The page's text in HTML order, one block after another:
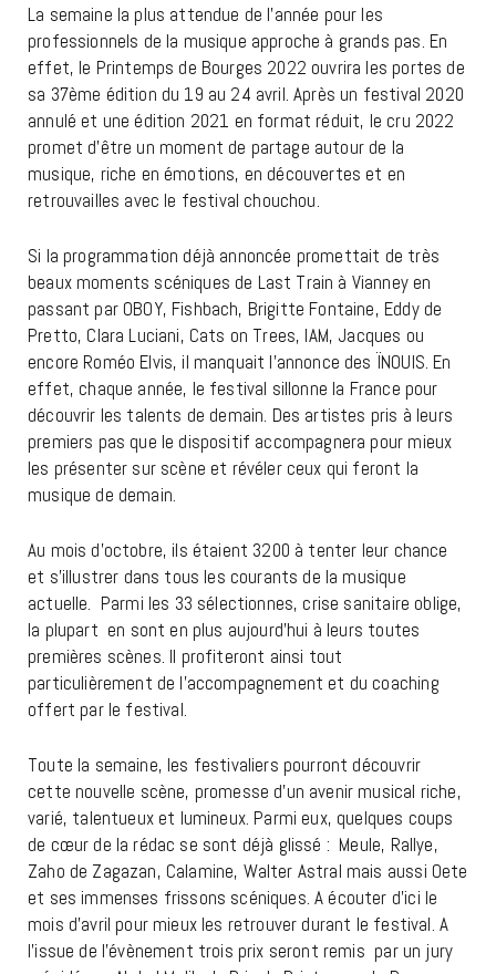
La semaine la plus attendue de l’année pour les
professionnels de la musique approche à grands pas. En
effet, le Printemps de Bourges 2022 ouvrira les portes de
sa 37ème édition du 19 au 24 avril. Après un festival 2020
annulé et une édition 2021 en format réduit, le cru 2022
promet d’être un moment de partage autour de la
musique, riche en émotions, en découvertes et en
retrouvailles avec le festival chouchou.
Si la programmation déjà annoncée promettait de très
beaux moments scéniques de Last Train à Vianney en
passant par OBOY, Fishbach, Brigitte Fontaine, Eddy de
Pretto, Clara Luciani, Cats on Trees, IAM, Jacques ou
encore Roméo Elvis, il manquait l’annonce des ÏNOUIS. En
effet, chaque année, le festival sillonne la France pour
découvrir les talents de demain. Des artistes pris à leurs
premiers pas que le dispositif accompagnera pour mieux
les présenter sur scène et révéler ceux qui feront la
musique de demain.
Au mois d’octobre, ils étaient 3200 à tenter leur chance
et s’illustrer dans tous les courants de la musique
actuelle. Parmi les 33 sélectionnes, crise sanitaire oblige,
la plupart en sont en plus aujourd’hui à leurs toutes
premières scènes. Il profiteront ainsi tout
particulièrement de l’accompagnement et du coaching
offert par le festival.
Toute la semaine, les festivaliers pourront découvrir
cette nouvelle scène, promesse d’un avenir musical riche,
varié, talentueux et lumineux. Parmi eux, quelques coups
de cœur de la rédac se sont déjà glissé : Meule, Rallye,
Zaho de Zagazan, Calamine, Walter Astral mais aussi Oete
et ses immenses frissons scéniques. A écouter d’ici le
mois d’avril pour mieux les retrouver durant le festival. A
l’issue de l’évènement trois prix seront remis par un jury